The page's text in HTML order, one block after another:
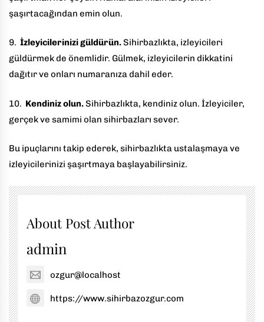
şaşırtacağından emin olun.
9. İzleyicilerinizi güldürün.Sihirbazlıkta, izleyicileri
güldürmek de önemlidir. Gülmek, izleyicilerin dikkatini
dağıtır ve onları numaranıza dahil eder.
10. Kendiniz olun.Sihirbazlıkta, kendiniz olun. İzleyiciler,
gerçek ve samimi olan sihirbazları sever.
Bu ipuçlarını takip ederek, sihirbazlıkta ustalaşmaya ve
izleyicilerinizi şaşırtmaya başlayabilirsiniz.
About Post Author
admin
ozgur@localhost
https://www.sihirbazozgur.com